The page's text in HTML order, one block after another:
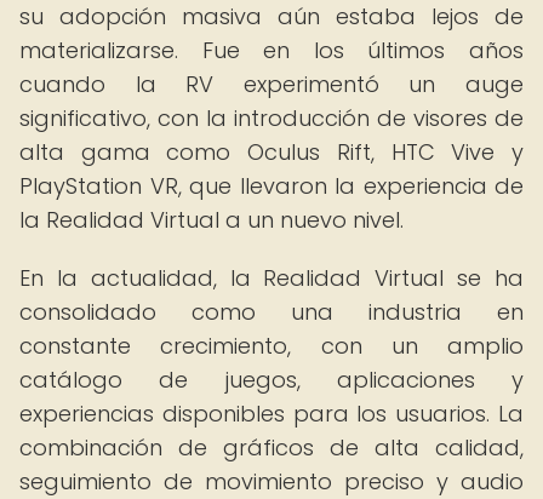
su adopción masiva aún estaba lejos de
materializarse. Fue en los últimos años
cuando la RV experimentó un auge
significativo, con la introducción de visores de
alta gama como Oculus Rift, HTC Vive y
PlayStation VR, que llevaron la experiencia de
la Realidad Virtual a un nuevo nivel.
En la actualidad, la Realidad Virtual se ha
consolidado como una industria en
constante crecimiento, con un amplio
catálogo de juegos, aplicaciones y
experiencias disponibles para los usuarios. La
combinación de gráficos de alta calidad,
seguimiento de movimiento preciso y audio